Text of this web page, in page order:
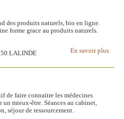
des produits naturels, bio en ligne.
forme grace au produits naturels.
En savoir plus
LALINDE
de faire connaitre les médecines
mieux-être. Séances au cabinet,
séjour de ressourcement.